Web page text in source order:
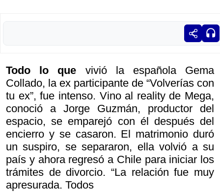
Todo lo que vivió la española Gema
Collado, la ex participante de “Volverías con
tu ex”, fue intenso. Vino al reality de Mega,
conoció a Jorge Guzmán, productor del
espacio, se emparejó con él después del
encierro y se casaron. El matrimonio duró
un suspiro, se separaron, ella volvió a su
país y ahora regresó a Chile para iniciar los
trámites de divorcio. “La relación fue muy
apresurada. Todos